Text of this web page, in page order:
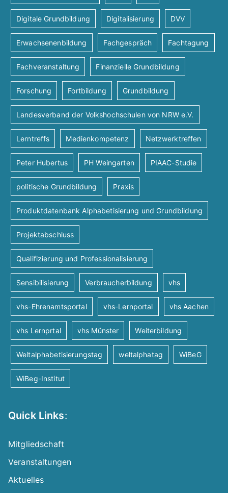
Digitale Grundbildung Digitalisierung DVV
Erwachsenenbildung Fachgespräch Fachtagung
Fachveranstaltung Finanzielle Grundbildung
Forschung Fortbildung Grundbildung
Landesverband der Volkshochschulen von NRW e.V.
Lerntreffs Medienkompetenz Netzwerktreffen
Peter Hubertus PH Weingarten PIAAC-Studie
politische Grundbildung Praxis
Produktdatenbank Alphabetisierung und Grundbildung
Projektabschluss
Qualifizierung und Professionalisierung
Sensibilisierung Verbraucherbildung vhs
vhs-Ehrenamtsportal vhs-Lernportal vhs Aachen
vhs Lernprtal vhs Münster Weiterbildung
Weltalphabetisierungstag weltalphatag WiBeG
WiBeg-Institut
Quick Links:
Mitgliedschaft
Veranstaltungen
Aktuelles